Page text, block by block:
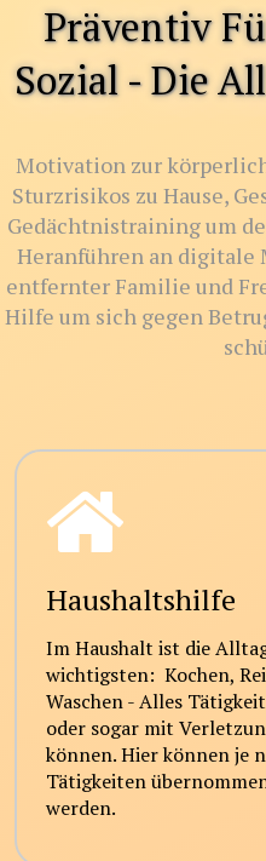
Präventiv
Sozial - Die
Motivation zur
Sturzrisikos zu Hause,
Gedächtnistraining um
Heranführen an digitale
entfernter Familie und
Hilfe um sich gegen
Haushaltshilfe
Im Haushalt ist die
wichtigsten: Kochen,
Waschen - Alles
oder sogar mit
können. Hier können je
Tätigkeiten
werden.